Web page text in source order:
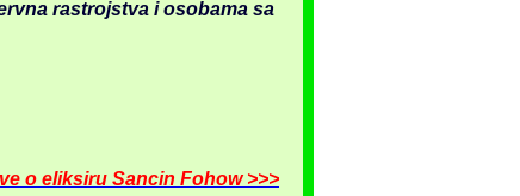
rastrojstva i osobama sa
o eliksiru Sancin Fohow >>>